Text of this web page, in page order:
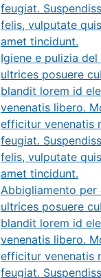
feugiat.
felis, vulputate
amet tincidunt.
Igiene e pulizia del
ultrices posuere
blandit lorem id
venenatis libero.
efficitur venenatis
feugiat.
felis, vulputate
amet tincidunt.
Abbigliamento per
ultrices posuere
blandit lorem id
venenatis libero.
efficitur venenatis
feugiat.